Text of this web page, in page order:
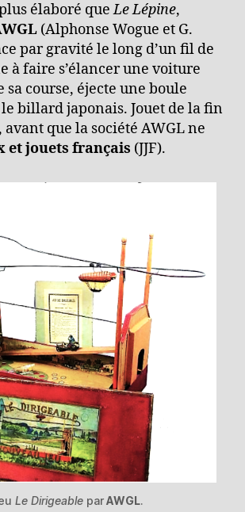
élaboré queLe Lépine,
(Alphonse Wogue et G.
par gravité le long d’un fil de
à faire s’élancer une voiture
sa course, éjecte une boule
billard japonais. Jouet de la fin
avant que la société AWGL ne
et jouets français (JJF).
Le Dirigeable parAWGL.